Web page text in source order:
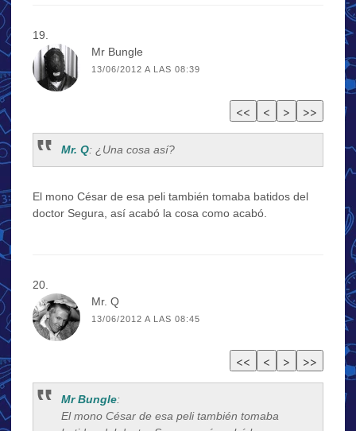
Mr Bungle
13/06/2012 A LAS 08:39
Mr. Q: ¿Una cosa así?
El mono César de esa peli también tomaba batidos del
doctor Segura, así acabó la cosa como acabó.
Mr. Q
13/06/2012 A LAS 08:45
Mr Bungle:
El mono César de esa peli también tomaba